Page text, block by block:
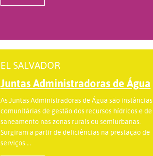
EL SALVADOR
Juntas Administradoras de Água
As Juntas Administradoras de Água são instâncias
comunitárias de gestão dos recursos hídricos e de
saneamento nas zonas rurais ou semiurbanas.
Surgiram a partir de deficiências na prestação de
serviços ...